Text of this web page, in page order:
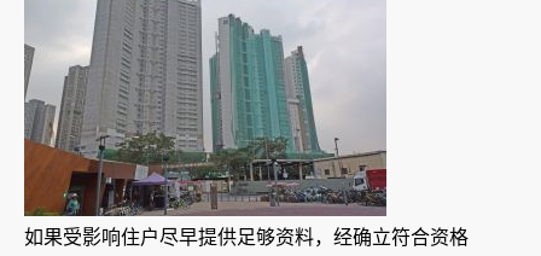
如果受影响住户尽早提供足够资料，经确立符合资格